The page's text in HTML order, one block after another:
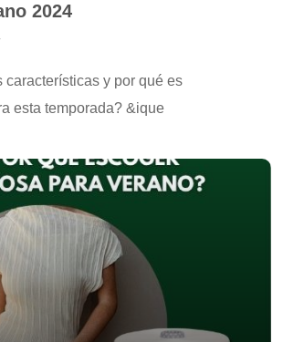
2024
características y por qué es
esta temporada? &ique